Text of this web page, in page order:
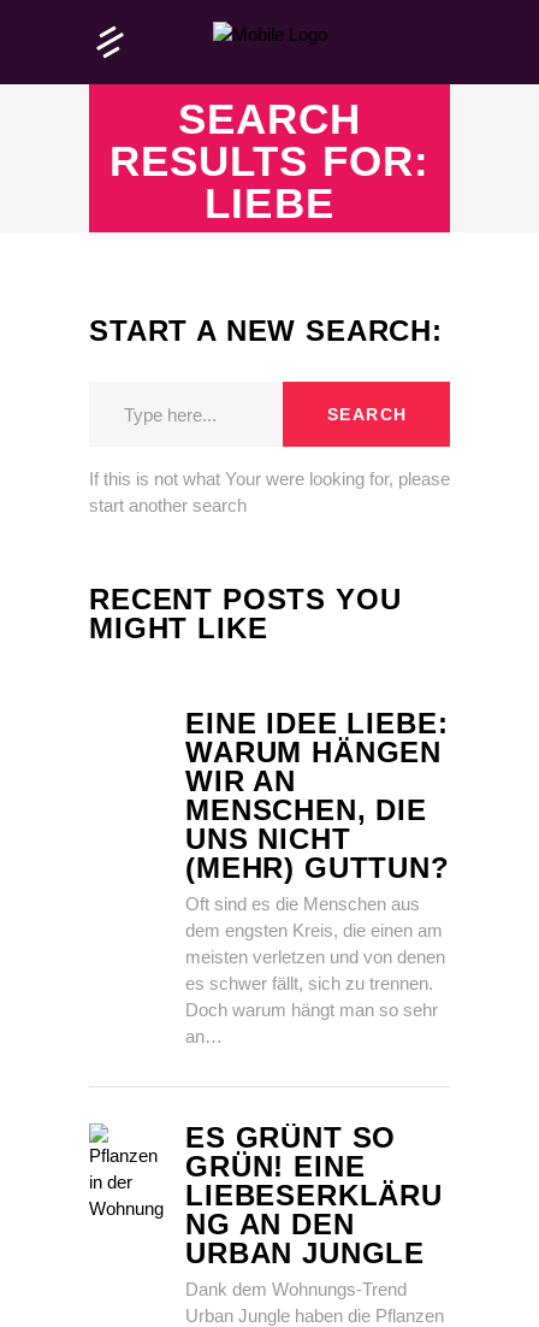
SEARCH
RESULTS FOR:
LIEBE
START A NEW SEARCH:
SEARCH
If this is not what Your were looking for, please
start another search
RECENT POSTS YOU
MIGHT LIKE
EINE IDEE LIEBE:
WARUM HÄNGEN
WIR AN
MENSCHEN, DIE
UNS NICHT
(MEHR) GUTTUN?
Oft sind es die Menschen aus
dem engsten Kreis, die einen am
meisten verletzen und von denen
es schwer fällt, sich zu trennen.
Doch warum hängt man so sehr
an…
ES GRÜNT SO
GRÜN! EINE
LIEBESERKLÄRU
NG AN DEN
URBAN JUNGLE
Dank dem Wohnungs-Trend
Urban Jungle haben die Pflanzen